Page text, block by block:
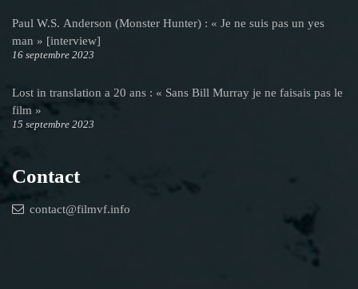
Paul W.S. Anderson (Monster Hunter) : « Je ne suis pas un yes
man » [interview]
16 septembre 2023
Lost in translation a 20 ans : « Sans Bill Murray je ne faisais pas le
film »
15 septembre 2023
Contact
contact@filmvf.info